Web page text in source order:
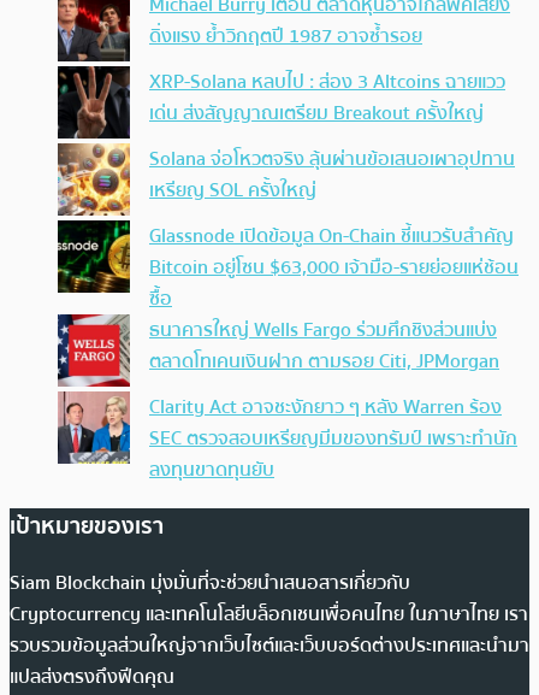
ดิ่งแรง ย้ำวิกฤตปี 1987 อาจซ้ำรอย
XRP-Solana หลบไป : ส่อง 3 Altcoins ฉายแวว
เด่น ส่งสัญญาณเตรียม Breakout ครั้งใหญ่
Solana จ่อโหวตจริง ลุ้นผ่านข้อเสนอเผาอุปทาน
เหรียญ SOL ครั้งใหญ่
Glassnode เปิดข้อมูล On-Chain ชี้แนวรับสำคัญ
Bitcoin อยู่โซน $63,000 เจ้ามือ-รายย่อยแห่ช้อน
ซื้อ
ธนาคารใหญ่ Wells Fargo ร่วมศึกชิงส่วนแบ่ง
ตลาดโทเคนเงินฝาก ตามรอย Citi, JPMorgan
Clarity Act อาจชะงักยาว ๆ หลัง Warren ร้อง
SEC ตรวจสอบเหรียญมีมของทรัมป์ เพราะทำนัก
ลงทุนขาดทุนยับ
เป้าหมายของเรา
Siam Blockchain มุ่งมั่นที่จะช่วยนำเสนอสารเกี่ยวกับ
Cryptocurrency และเทคโนโลยีบล็อกเชนเพื่อคนไทย ในภาษาไทย เรา
รวบรวมข้อมูลส่วนใหญ่จากเว็บไซต์และเว็บบอร์ดต่างประเทศและนำมา
แปลส่งตรงถึงฟีดคุณ